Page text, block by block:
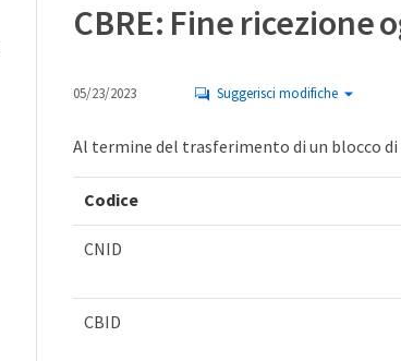
CBRE: Fine ricezione
05/23/2023 Suggerisci modifiche
Al termine del trasferimento di un blocco
Codice
CNID
CBID